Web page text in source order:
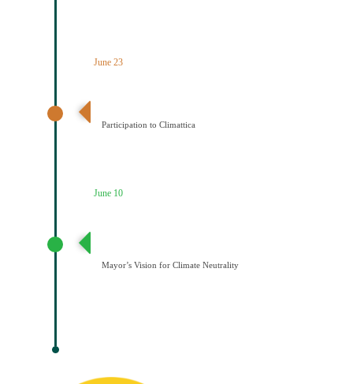
June 23
Participation to Climattica
June 10
Mayor’s Vision for Climate Neutrality